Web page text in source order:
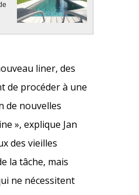
liner, des
de procéder à une
de nouvelles
», explique Jan
des vieilles
la tâche, mais
ne nécessitent